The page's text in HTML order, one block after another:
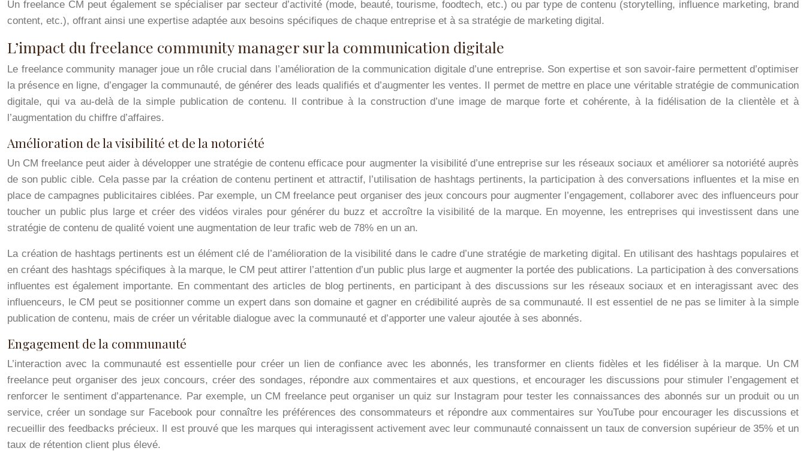
Un freelance CM peut également se spécialiser par secteur d’activité (mode, beauté, tourisme, foodtech, etc.) ou par type de contenu (storytelling, influence marketing, brand
content, etc.), offrant ainsi une expertise adaptée aux besoins spécifiques de chaque entreprise et à sa stratégie de marketing digital.
L’impact du freelance community manager sur la communication digitale
Le freelance community manager joue un rôle crucial dans l’amélioration de la communication digitale d’une entreprise. Son expertise et son savoir-faire permettent d’optimiser
la présence en ligne, d’engager la communauté, de générer des leads qualifiés et d’augmenter les ventes. Il permet de mettre en place une véritable stratégie de communication
digitale, qui va au-delà de la simple publication de contenu. Il contribue à la construction d’une image de marque forte et cohérente, à la fidélisation de la clientèle et à
l’augmentation du chiffre d’affaires.
Amélioration de la visibilité et de la notoriété
Un CM freelance peut aider à développer une stratégie de contenu efficace pour augmenter la visibilité d’une entreprise sur les réseaux sociaux et améliorer sa notoriété auprès
de son public cible. Cela passe par la création de contenu pertinent et attractif, l’utilisation de hashtags pertinents, la participation à des conversations influentes et la mise en
place de campagnes publicitaires ciblées. Par exemple, un CM freelance peut organiser des jeux concours pour augmenter l’engagement, collaborer avec des influenceurs pour
toucher un public plus large et créer des vidéos virales pour générer du buzz et accroître la visibilité de la marque. En moyenne, les entreprises qui investissent dans une
stratégie de contenu de qualité voient une augmentation de leur trafic web de 78% en un an.
La création de hashtags pertinents est un élément clé de l’amélioration de la visibilité dans le cadre d’une stratégie de marketing digital. En utilisant des hashtags populaires et
en créant des hashtags spécifiques à la marque, le CM peut attirer l’attention d’un public plus large et augmenter la portée des publications. La participation à des conversations
influentes est également importante. En commentant des articles de blog pertinents, en participant à des discussions sur les réseaux sociaux et en interagissant avec des
influenceurs, le CM peut se positionner comme un expert dans son domaine et gagner en crédibilité auprès de sa communauté. Il est essentiel de ne pas se limiter à la simple
publication de contenu, mais de créer un véritable dialogue avec la communauté et d’apporter une valeur ajoutée à ses abonnés.
Engagement de la communauté
L’interaction avec la communauté est essentielle pour créer un lien de confiance avec les abonnés, les transformer en clients fidèles et les fidéliser à la marque. Un CM
freelance peut organiser des jeux concours, créer des sondages, répondre aux commentaires et aux questions, et encourager les discussions pour stimuler l’engagement et
renforcer le sentiment d’appartenance. Par exemple, un CM freelance peut organiser un quiz sur Instagram pour tester les connaissances des abonnés sur un produit ou un
service, créer un sondage sur Facebook pour connaître les préférences des consommateurs et répondre aux commentaires sur YouTube pour encourager les discussions et
recueillir des feedbacks précieux. Il est prouvé que les marques qui interagissent activement avec leur communauté connaissent un taux de conversion supérieur de 35% et un
taux de rétention client plus élevé.